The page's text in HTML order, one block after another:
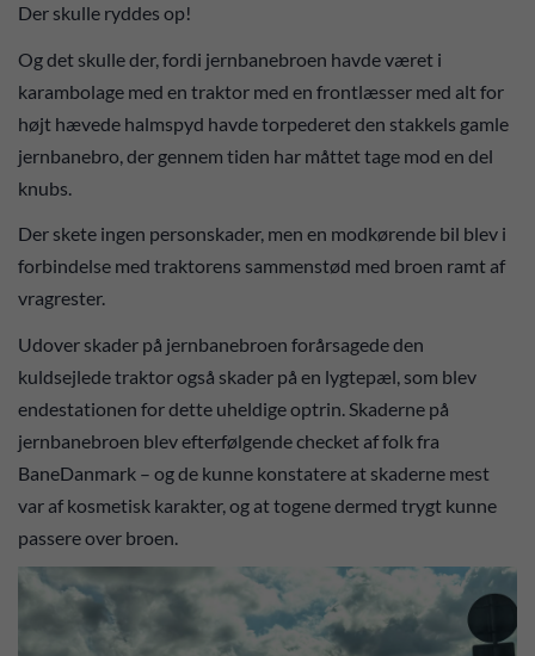
Der skulle ryddes op!
Og det skulle der, fordi jernbanebroen havde været i
karambolage med en traktor med en frontlæsser med alt for
højt hævede halmspyd havde torpederet den stakkels gamle
jernbanebro, der gennem tiden har måttet tage mod en del
knubs.
Der skete ingen personskader, men en modkørende bil blev i
forbindelse med traktorens sammenstød med broen ramt af
vragrester.
Udover skader på jernbanebroen forårsagede den
kuldsejlede traktor også skader på en lygtepæl, som blev
endestationen for dette uheldige optrin. Skaderne på
jernbanebroen blev efterfølgende checket af folk fra
BaneDanmark – og de kunne konstatere at skaderne mest
var af kosmetisk karakter, og at togene dermed trygt kunne
passere over broen.